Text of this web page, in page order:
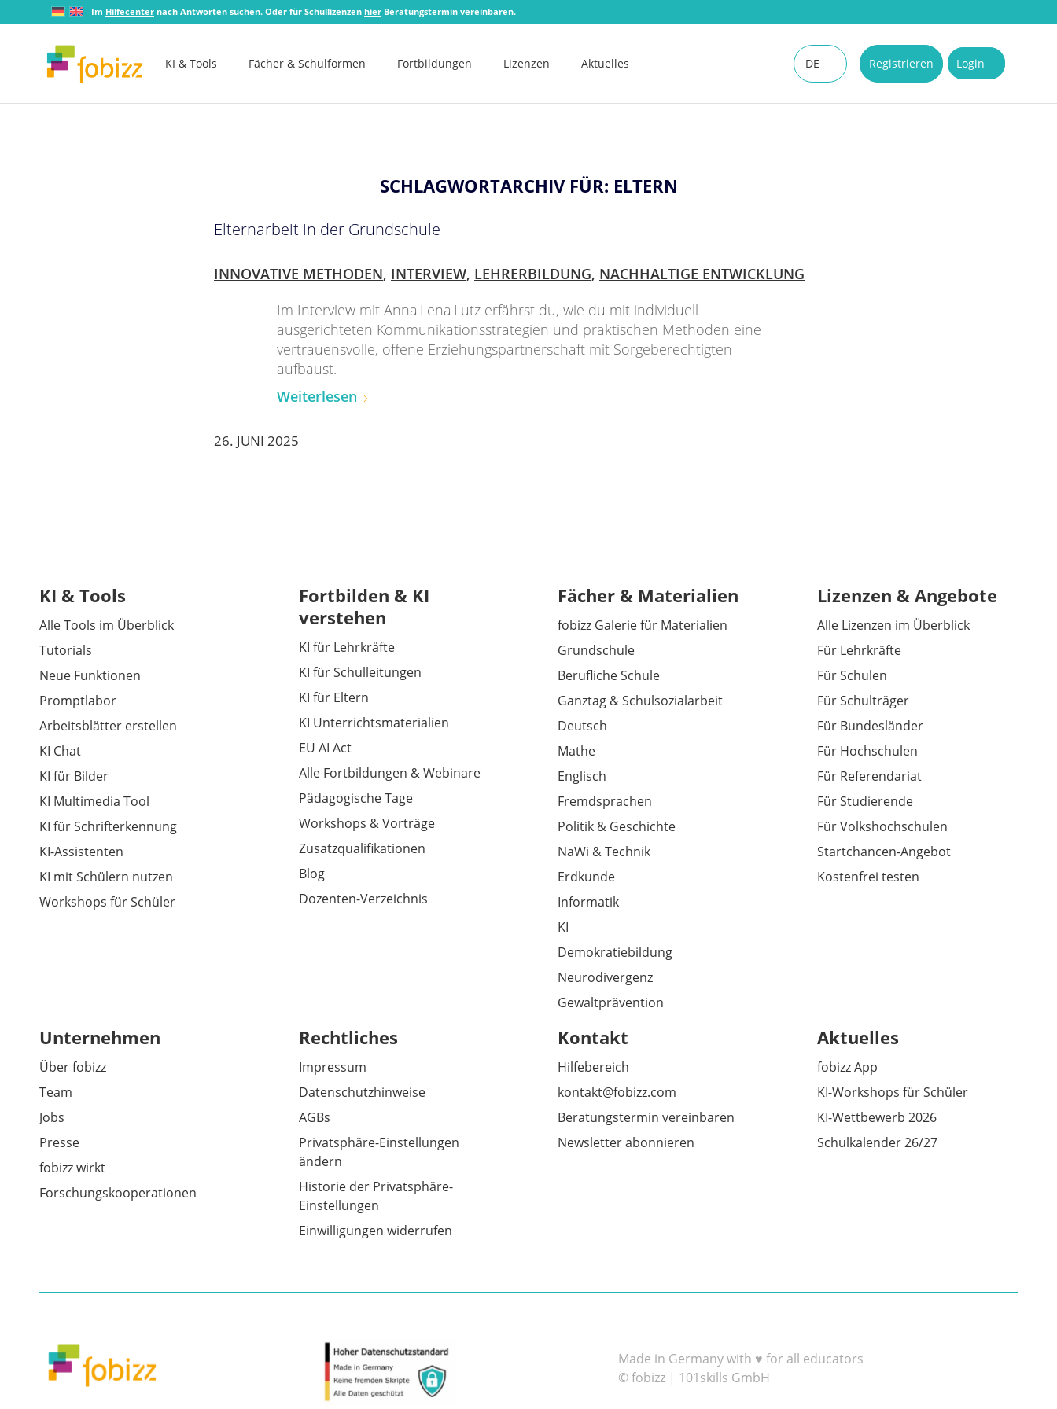
Im Hilfecenter nach Antworten suchen. Oder für Schullizenzen hier Beratungstermin vereinbaren.
KI & Tools Fächer & Schulformen Fortbildungen Lizenzen Aktuelles Registrieren Login
DE
SCHLAGWORTARCHIV FÜR: ELTERN
Elternarbeit in der Grundschule
INNOVATIVE METHODEN, INTERVIEW, LEHRERBILDUNG, NACHHALTIGE ENTWICKLUNG
Im Interview mit Anna Lena Lutz erfährst du, wie du mit individuell
ausgerichteten Kommunikationsstrategien und praktischen Methoden eine
vertrauensvolle, offene Erziehungspartnerschaft mit Sorgeberechtigten
aufbaust.
Weiterlesen
26. JUNI 2025
KI & Tools
Alle Tools im Überblick
Tutorials
Neue Funktionen
Promptlabor
Arbeitsblätter erstellen
KI Chat
KI für Bilder
KI Multimedia Tool
KI für Schrifterkennung
KI-Assistenten
KI mit Schülern nutzen
Workshops für Schüler
Fortbilden & KI
verstehen
KI für Lehrkräfte
KI für Schulleitungen
KI für Eltern
KI Unterrichtsmaterialien
EU AI Act
Alle Fortbildungen & Webinare
Pädagogische Tage
Workshops & Vorträge
Zusatzqualifikationen
Blog
Dozenten-Verzeichnis
Fächer & Materialien
fobizz Galerie für Materialien
Grundschule
Berufliche Schule
Ganztag & Schulsozialarbeit
Deutsch
Mathe
Englisch
Fremdsprachen
Politik & Geschichte
NaWi & Technik
Erdkunde
Informatik
KI
Demokratiebildung
Neurodivergenz
Gewaltprävention
Lizenzen & Angebote
Alle Lizenzen im Überblick
Für Lehrkräfte
Für Schulen
Für Schulträger
Für Bundesländer
Für Hochschulen
Für Referendariat
Für Studierende
Für Volkshochschulen
Startchancen-Angebot
Kostenfrei testen
Unternehmen
Über fobizz
Team
Jobs
Presse
fobizz wirkt
Forschungskooperationen
Rechtliches
Impressum
Datenschutzhinweise
AGBs
Privatsphäre-Einstellungen
ändern
Historie der Privatsphäre-
Einstellungen
Einwilligungen widerrufen
Kontakt
Hilfebereich
kontakt@fobizz.com
Beratungstermin vereinbaren
Newsletter abonnieren
Aktuelles
fobizz App
KI-Workshops für Schüler
KI-Wettbewerb 2026
Schulkalender 26/27
Made in Germany with ♥ for all educators
© fobizz | 101skills GmbH